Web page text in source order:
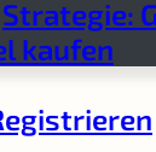
Strategie:
kaufen